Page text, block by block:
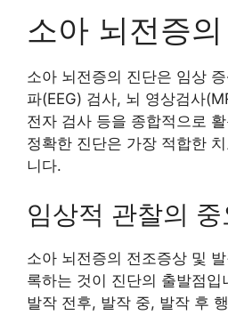
소아 뇌전증
소아 뇌전증의 진단은 임상
파(EEG) 검사, 뇌 영상검사
전자 검사 등을 종합적으로
정확한 진단은 가장 적합한
니다.
임상적 관찰의 중
소아 뇌전증의 전조증상 및
록하는 것이 진단의 출발점입
발작 전후, 발작 중, 발작 후